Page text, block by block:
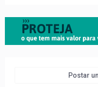
Postar